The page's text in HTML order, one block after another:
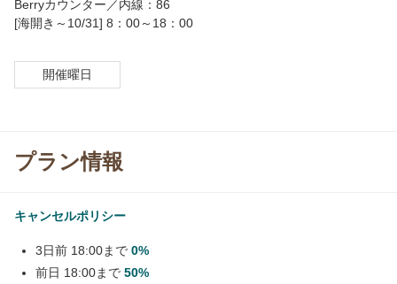
Berryカウンター／内線：86
[海開き～10/31] 8：00～18：00
開催曜日
プラン情報
キャンセルポリシー
3日前 18:00まで 0%
前日 18:00まで 50%